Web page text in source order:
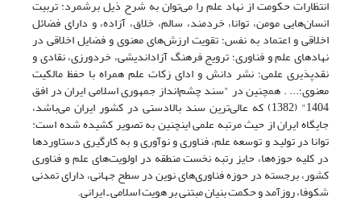
انتظارات حکومت از نهاد علم را می‌توان به شرح ذیل برشمرد: تربیت
انسان‌هایی مومن، توانا، خردمند، سالم، خلاق، آزاده، و دارای فضائل
اخلاقی و اعتماد به نفس؛ تقویت ارزش‌های معنوی و فضایل اخلاقی در
نهادهای علم و فناوری؛ ترویج فرهنگ آزاداندیشی، خردورزی، نقادی و
نقدپذیری علمی؛ نشر دانش و ادای زکات علم همراه با حفظ مالکیت
معنوی؛... . همچنین در "سند چشم‌انداز جمهوری اسلامی ایران در افق
1404" (1382) که عالی‌ترین سند بالادستی در کشور ایران می‌باشد،
جایگاه ایران از حیث مرتبه علمی اینچنین به تصویر کشیده شده است:
توانا در تولید و توسعه علم، فناوری و نوآوری و به کارگیری دستاوردها
در کلیه حوزه‌ها، حایز رتبه نخست منطقه در اولویت‌های علم و فناوری
کشور، برجسته در حوزه فناوری‌های نوین در سطح جهانی، دارای تمدنی
شکوفا، روزآمد و حکمت بنیان مبتنی بر هویت اسلامی ـ ایرانی.